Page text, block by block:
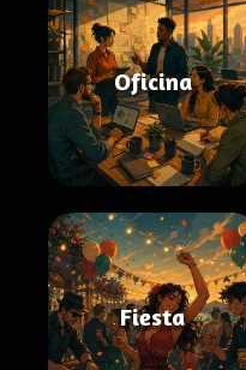
Oficina
Fiesta